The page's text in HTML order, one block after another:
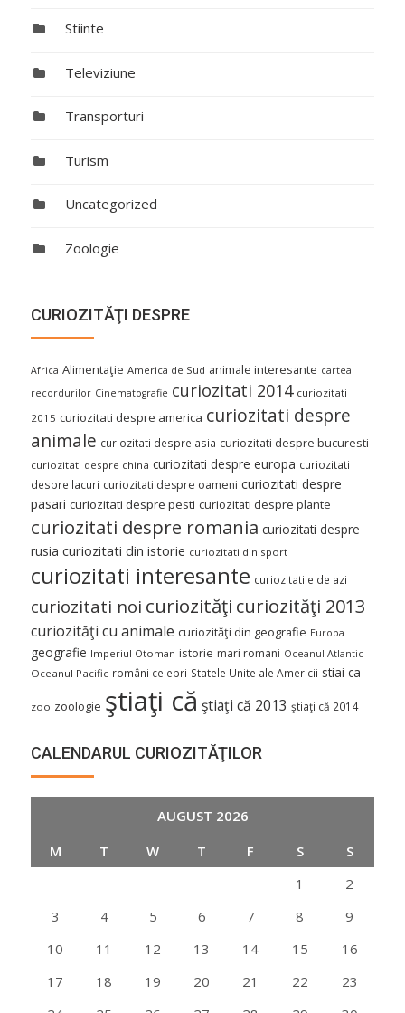
Stiinte
Televiziune
Transporturi
Turism
Uncategorized
Zoologie
CURIOZITĂŢI DESPRE
Africa Alimentaţie America de Sud animale interesante cartea
recordurilor Cinematografie curiozitati 2014 curiozitati
2015 curiozitati despre america curiozitati despre
animale curiozitati despre asia curiozitati despre bucuresti
curiozitati despre china curiozitati despre europa curiozitati
despre lacuri curiozitati despre oameni curiozitati despre
pasari curiozitati despre pesti curiozitati despre plante
curiozitati despre romania curiozitati despre
rusia curiozitati din istorie curiozitati din sport
curiozitati interesante curiozitatile de azi
curiozitati noi curiozităţi curiozităţi 2013
curiozităţi cu animale curiozităţi din geografie Europa
geografie Imperiul Otoman istorie mari romani Oceanul Atlantic
Oceanul Pacific români celebri Statele Unite ale Americii stiai ca
zoo zoologie ştiaţi că ştiaţi că 2013 ştiaţi că 2014
CALENDARUL CURIOZITĂŢILOR
AUGUST 2026
M
T W T F S
S
1
2
3
4 5 6 7 8
9
10
11 12 13 14 15
16
17
18 19 20 21 22
23